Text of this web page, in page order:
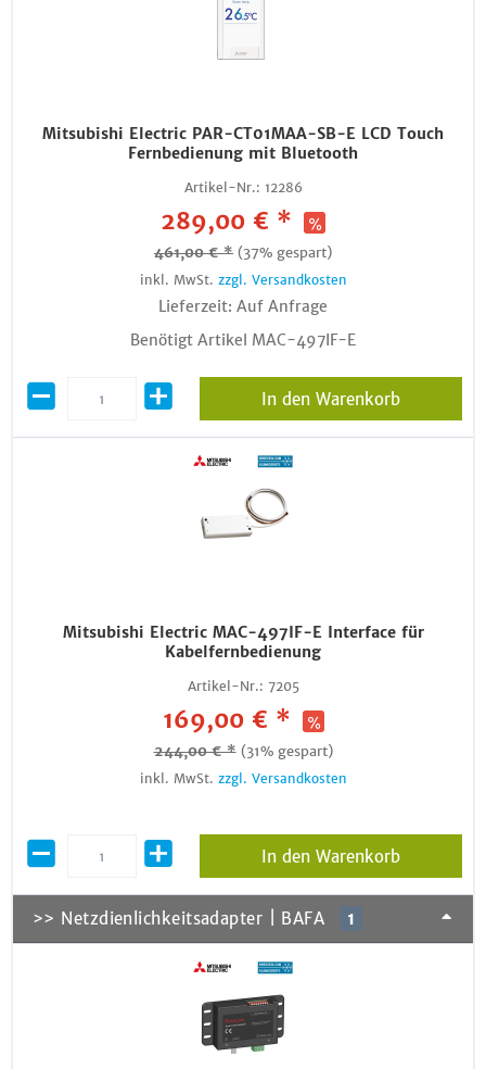
Mitsubishi Electric PAR-CT01MAA-SB-E LCD Touch
Fernbedienung mit Bluetooth
Artikel-Nr.: 12286
289,00 € *
461,00 € * (37% gespart)
inkl. MwSt. zzgl. Versandkosten
Lieferzeit: Auf Anfrage
Benötigt Artikel MAC-497IF-E
In den Warenkorb
Mitsubishi Electric MAC-497IF-E Interface für
Kabelfernbedienung
Artikel-Nr.: 7205
169,00 € *
244,00 € * (31% gespart)
inkl. MwSt. zzgl. Versandkosten
In den Warenkorb
>> Netzdienlichkeitsadapter | BAFA 1